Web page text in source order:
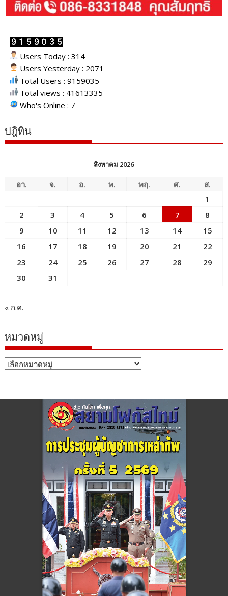
Users Today : 314
Users Yesterday : 2071
Total Users : 9159035
Total views : 41613335
Who's Online : 7
ปฎิทิน
สิงหาคม 2026
อา. จ. อ. พ. พฤ. ศ.
ส.
1
2
3 4 5 6 7
8
9
10 11 12 13 14
15
16
17 18 19 20 21
22
23
24 25 26 27 28
29
30
31
« ก.ค.
หมวดหมู่
หมวด